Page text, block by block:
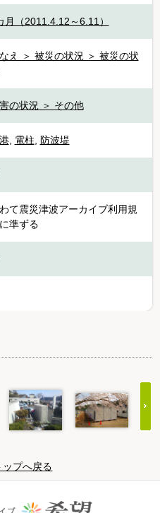
月（2011.4.12～6.11）
え ＞ 被災の状況 ＞ 被災の状
の状況 ＞ その他
, 電柱, 防波堤
て震災津波アーカイブ利用規
準ずる
ップへ戻る